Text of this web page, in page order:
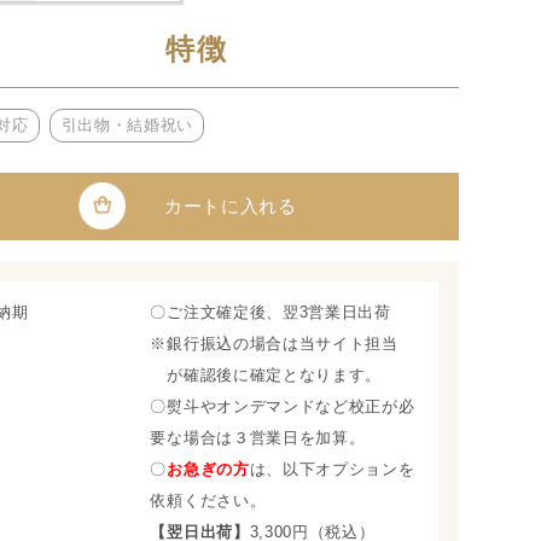
カートに入れる
特徴
応 引出物・結婚祝い
期
〇ご注文確定後、翌3営業日出荷
※銀行振込の場合は当サイト担当
が確認後に確定となります。
〇熨斗やオンデマンドなど校正が必
要な場合は３営業日を加算。
〇お急ぎの方は、以下オプションを
依頼ください。
【翌日出荷】 3,300円（税込）